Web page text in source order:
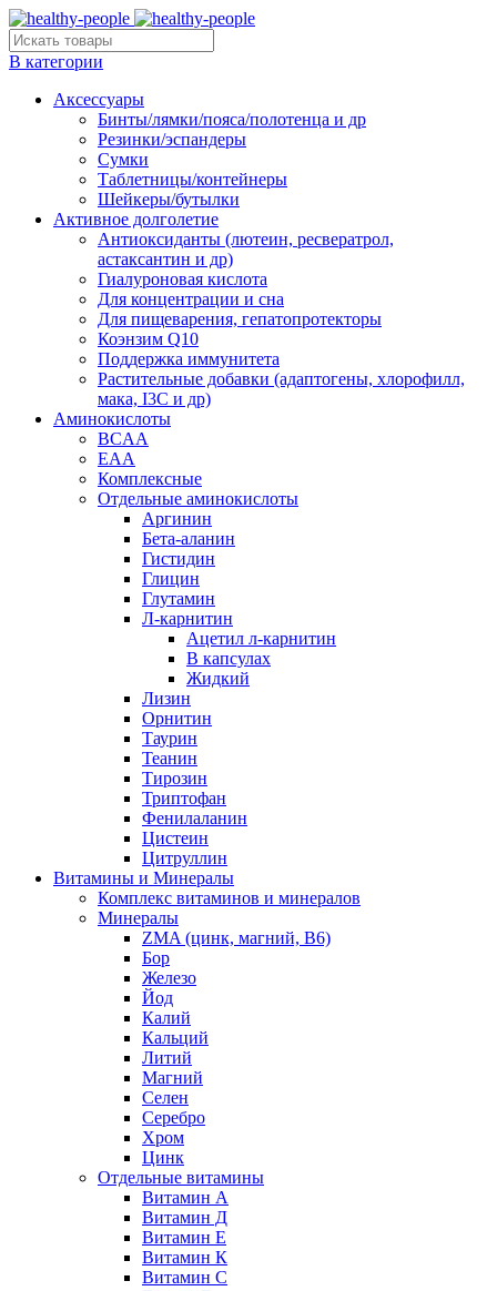
В категории
Аксессуары
Бинты/лямки/пояса/полотенца и др
Резинки/эспандеры
Сумки
Таблетницы/контейнеры
Шейкеры/бутылки
Активное долголетие
Антиоксиданты (лютеин, ресвератрол,
астаксантин и др)
Гиалуроновая кислота
Для концентрации и сна
Для пищеварения, гепатопротекторы
Коэнзим Q10
Поддержка иммунитета
Растительные добавки (адаптогены, хлорофилл,
мака, I3C и др)
Аминокислоты
BCAA
EAA
Комплексные
Отдельные аминокислоты
Аргинин
Бета-аланин
Гистидин
Глицин
Глутамин
Л-карнитин
Ацетил л-карнитин
В капсулах
Жидкий
Лизин
Орнитин
Таурин
Теанин
Тирозин
Триптофан
Фенилаланин
Цистеин
Цитруллин
Витамины и Минералы
Комплекс витаминов и минералов
Минералы
ZMA (цинк, магний, В6)
Бор
Железо
Йод
Калий
Кальций
Литий
Магний
Селен
Серебро
Хром
Цинк
Отдельные витамины
Витамин А
Витамин Д
Витамин Е
Витамин К
Витамин С